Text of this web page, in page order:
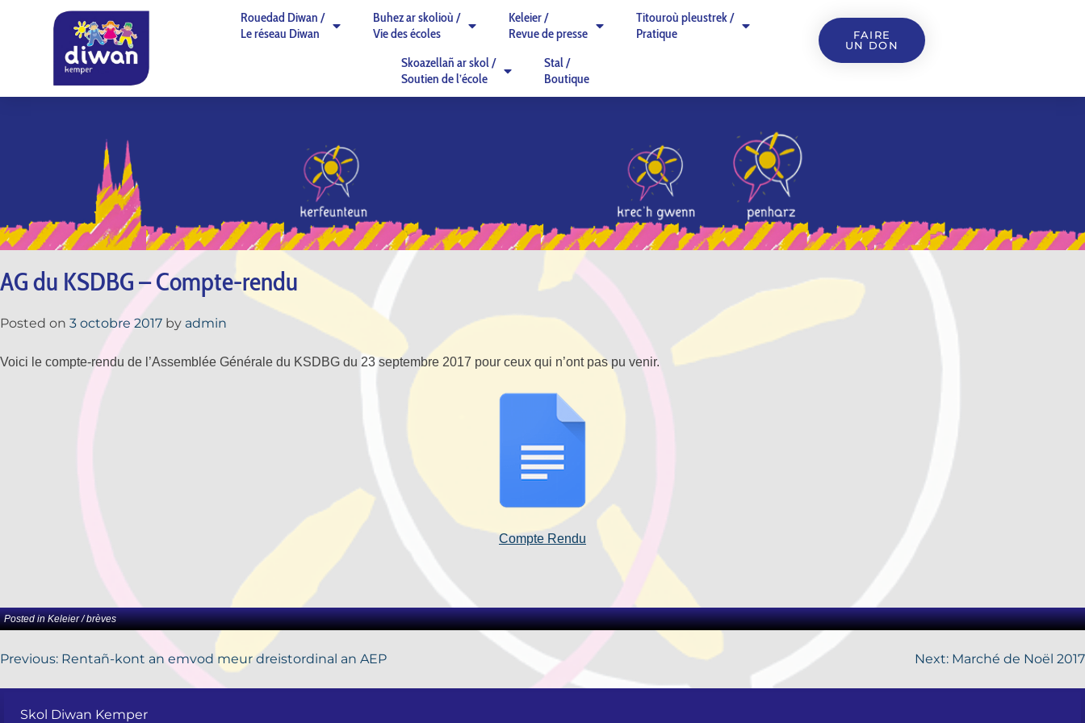
Rouedad Diwan /
Le réseau Diwan
Buhez ar skolioù /
Vie des écoles
Keleier /
Revue de presse
Titouroù pleustrek /
Pratique
Skoazellañ ar skol /
Soutien de l’école
Stal /
Boutique
FAIRE
UN DON
AG du KSDBG – Compte-rendu
Posted on 3 octobre 2017 by admin
Voici le compte-rendu de l’Assemblée Générale du KSDBG du 23 septembre 2017 pour ceux qui n’ont pas pu venir.
Compte Rendu
Posted inKeleier / brèves
Previous: Rentañ-kont an emvod meur dreistordinal an AEP Next: Marché de Noël 2017
Skol Diwan Kemper